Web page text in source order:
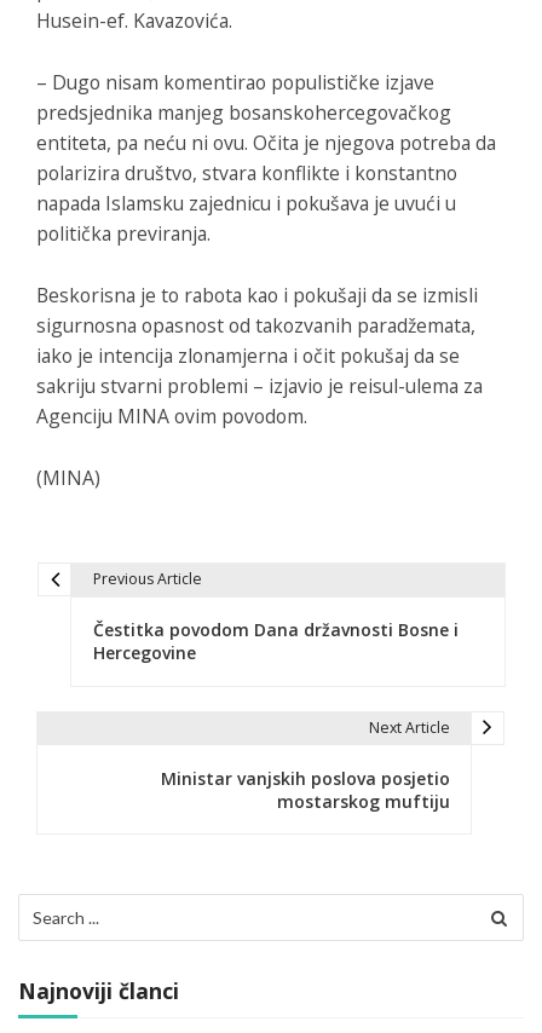
Husein-ef. Kavazovića.
– Dugo nisam komentirao populističke izjave
predsjednika manjeg bosanskohercegovačkog
entiteta, pa neću ni ovu. Očita je njegova potreba da
polarizira društvo, stvara konflikte i konstantno
napada Islamsku zajednicu i pokušava je uvući u
politička previranja.
Beskorisna je to rabota kao i pokušaji da se izmisli
sigurnosna opasnost od takozvanih paradžemata,
iako je intencija zlonamjerna i očit pokušaj da se
sakriju stvarni problemi – izjavio je reisul-ulema za
Agenciju MINA ovim povodom.
(MINA)
i
j
a
Previous Article
Čestitka povodom Dana državnosti Bosne i
Hercegovine
Next Article
Ministar vanjskih poslova posjetio
mostarskog muftiju
for:
Najnoviji članci